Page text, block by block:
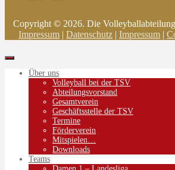
Copyright © 2026. Die
Impressum | Datenschutz | Impressum |
Über uns
Volleyball bei der TSV
Abteilungsvorstand
Gesamtverein
Geschäftsstelle der TSV
Termine
Förderverein
Mitspielen…
Downloads
Teams